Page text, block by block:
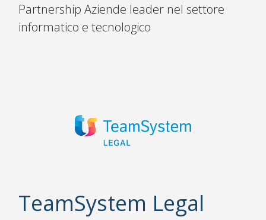
Partnership Aziende leader nel settore
informatico e tecnologico
TeamSystem Legal